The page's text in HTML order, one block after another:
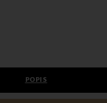
POPIS